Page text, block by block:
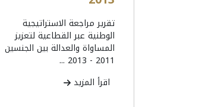
تقرير مراجعة الاستراتيجية
الوطنية عبر القطاعية لتعزيز
المساواة والعدالة بين الجنسين
2011 - 2013 ...
اقرأ المزيد